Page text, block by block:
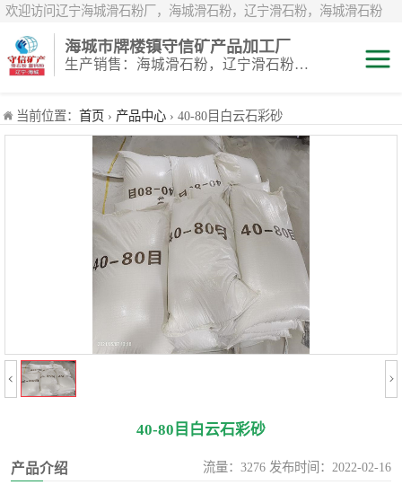
欢迎访问辽宁海城滑石粉厂，海城滑石粉，辽宁滑石粉，海城滑石粉
钙粉厂，辽宁白云石粉，海城白云石粉，辽宁鹅卵石，辽宁白鹅卵石，
辽宁雪花白砂，海城雪花白砂，岫岩雪花白砂，辽宁煅烧滑石粉，海城
海城市牌楼镇守信矿产品加工厂
生产销售：海城滑石粉，辽宁滑石粉，重钙粉，海城重钙粉，煅烧滑石颗粒等系列产品
当前位置： 首页 › 产品中心 › 40-80目白云石彩砂
40-80目白云石彩砂
产品介绍 流量：3276 发布时间：2022-02-16
滑石粉